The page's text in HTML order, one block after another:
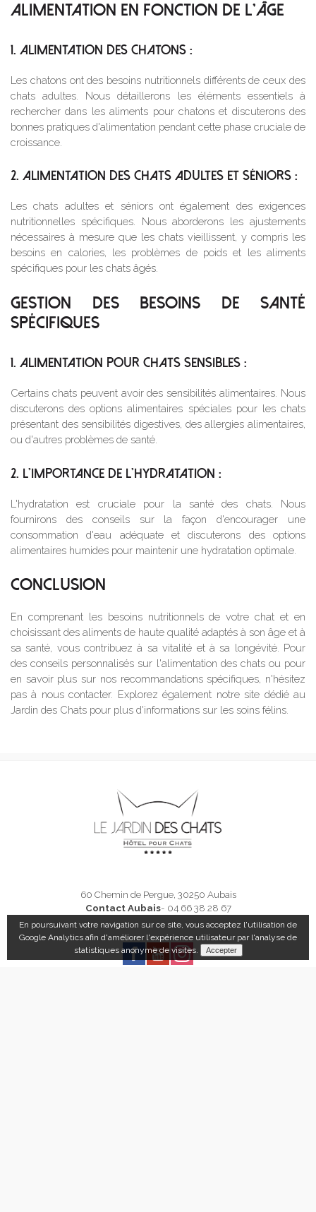
En poursuivant votre navigation sur ce site, vous acceptez l'utilisation de
Google Analytics afin d'améliorer l'expérience utilisateur par l'analyse de
statistiques anonyme de visites.
ALIMENTATION EN FONCTION DE L'ÂGE
1. ALIMENTATION DES CHATONS :
Les chatons ont des besoins nutritionnels différents de ceux des
chats adultes. Nous détaillerons les éléments essentiels à
rechercher dans les aliments pour chatons et discuterons des
bonnes pratiques d'alimentation pendant cette phase cruciale de
croissance.
2. ALIMENTATION DES CHATS ADULTES ET SÉNIORS :
Les chats adultes et séniors ont également des exigences
nutritionnelles spécifiques. Nous aborderons les ajustements
nécessaires à mesure que les chats vieillissent, y compris les
besoins en calories, les problèmes de poids et les aliments
spécifiques pour les chats âgés.
GESTION DES BESOINS DE SANTÉ
SPÉCIFIQUES
1. ALIMENTATION POUR CHATS SENSIBLES :
Certains chats peuvent avoir des sensibilités alimentaires. Nous
discuterons des options alimentaires spéciales pour les chats
présentant des sensibilités digestives, des allergies alimentaires,
ou d'autres problèmes de santé.
2. L'IMPORTANCE DE L'HYDRATATION :
L'hydratation est cruciale pour la santé des chats. Nous
fournirons des conseils sur la façon d'encourager une
consommation d'eau adéquate et discuterons des options
alimentaires humides pour maintenir une hydratation optimale.
CONCLUSION
En comprenant les besoins nutritionnels de votre chat et en
choisissant des aliments de haute qualité adaptés à son âge et à
sa santé, vous contribuez à sa vitalité et à sa longévité. Pour
des conseils personnalisés sur l'alimentation des chats ou pour
en savoir plus sur nos recommandations spécifiques, n'hésitez
pas à nous contacter. Explorez également notre site dédié au
Jardin des Chats pour plus d'informations sur les soins félins.
60 Chemin de Pergue, 30250 Aubais
Contact Aubais- 04 66 38 28 67